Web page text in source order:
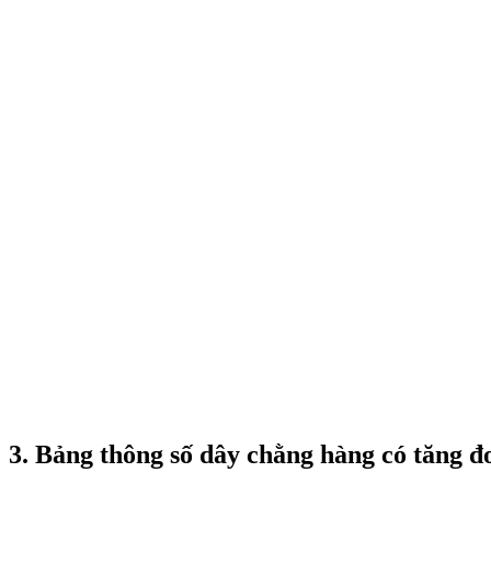
3. Bảng thông số dây chằng hàng có tăng